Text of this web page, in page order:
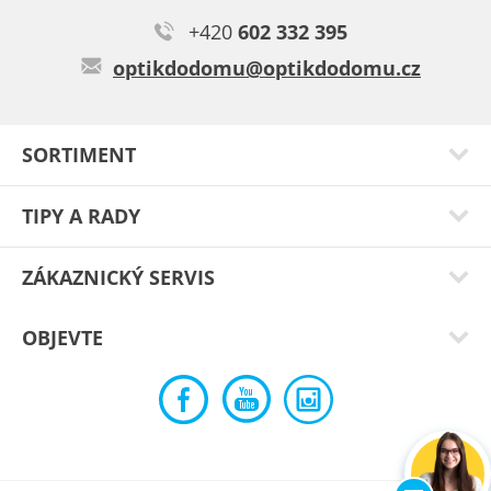
Brýle jsou velmi dobré a slušivé.
SORTIMENT
TIPY A RADY
ZÁKAZNICKÝ SERVIS
OBJEVTE
+420 602 332 395
optikdodomu@optikdodomu.cz